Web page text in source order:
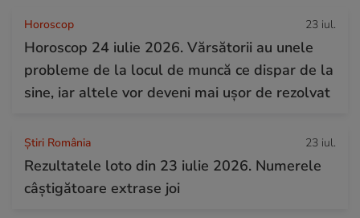
Horoscop 23 iul.
Horoscop 24 iulie 2026. Vărsătorii au unele
probleme de la locul de muncă ce dispar de la
sine, iar altele vor deveni mai ușor de rezolvat
Știri România 23 iul.
Rezultatele loto din 23 iulie 2026. Numerele
câștigătoare extrase joi